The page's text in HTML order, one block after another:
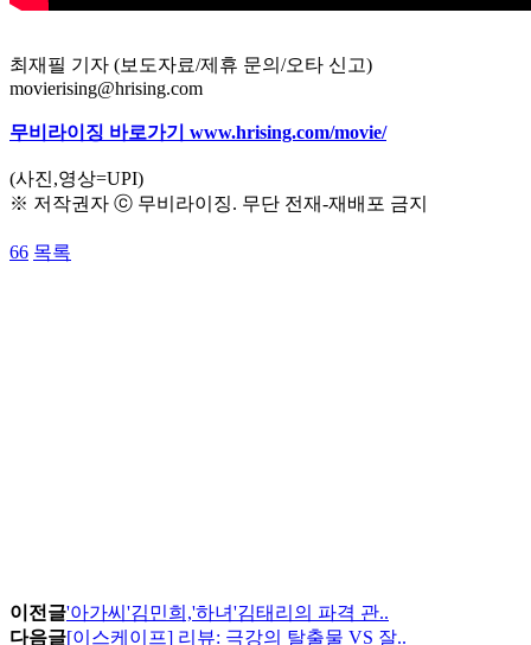
최재필 기자 (보도자료/제휴 문의/오타 신고)
movierising@hrising.com
무비라이징 바로가기 www.hrising.com/movie/
(사진,영상=UPI)
※ 저작권자 ⓒ 무비라이징. 무단 전재-재배포 금지
66 목록
이전글'아가씨'김민희,'하녀'김태리의 파격 관..
다음글[이스케이프] 리뷰: 극강의 탈출물 VS 잘..